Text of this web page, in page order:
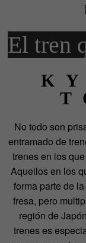
El tren
No todo son
entramado de
trenes en los
Aquellos en los
forma parte de
fresa, pero
región de
trenes es